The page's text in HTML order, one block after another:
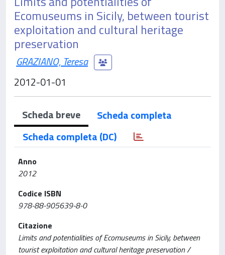
Ecomuseums in Sicily, between tourist
exploitation and cultural heritage
preservation
GRAZIANO, Teresa
2012-01-01
Scheda breve
Scheda completa
Scheda completa (DC)
Anno
2012
Codice ISBN
978-88-905639-8-0
Citazione
Limits and potentialities of Ecomuseums in Sicily, between
tourist exploitation and cultural heritage preservation /